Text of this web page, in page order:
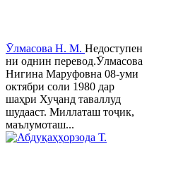
Ӯлмасова Н. М. Недоступен
ни однин перевод.Ӯлмасова
Нигина Маруфовна 08-уми
октябри соли 1980 дар
шаҳри Хуҷанд таваллуд
шудааст. Миллаташ тоҷик,
маълумоташ...